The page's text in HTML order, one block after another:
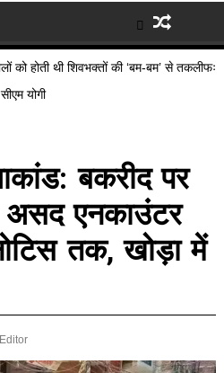
को होती थी शिवभक्तों की ‘बम-बम’ से तकलीफः
सीएम योगी
बकरीद पर
असद एनकाउंटर
तक, खोड़ा में